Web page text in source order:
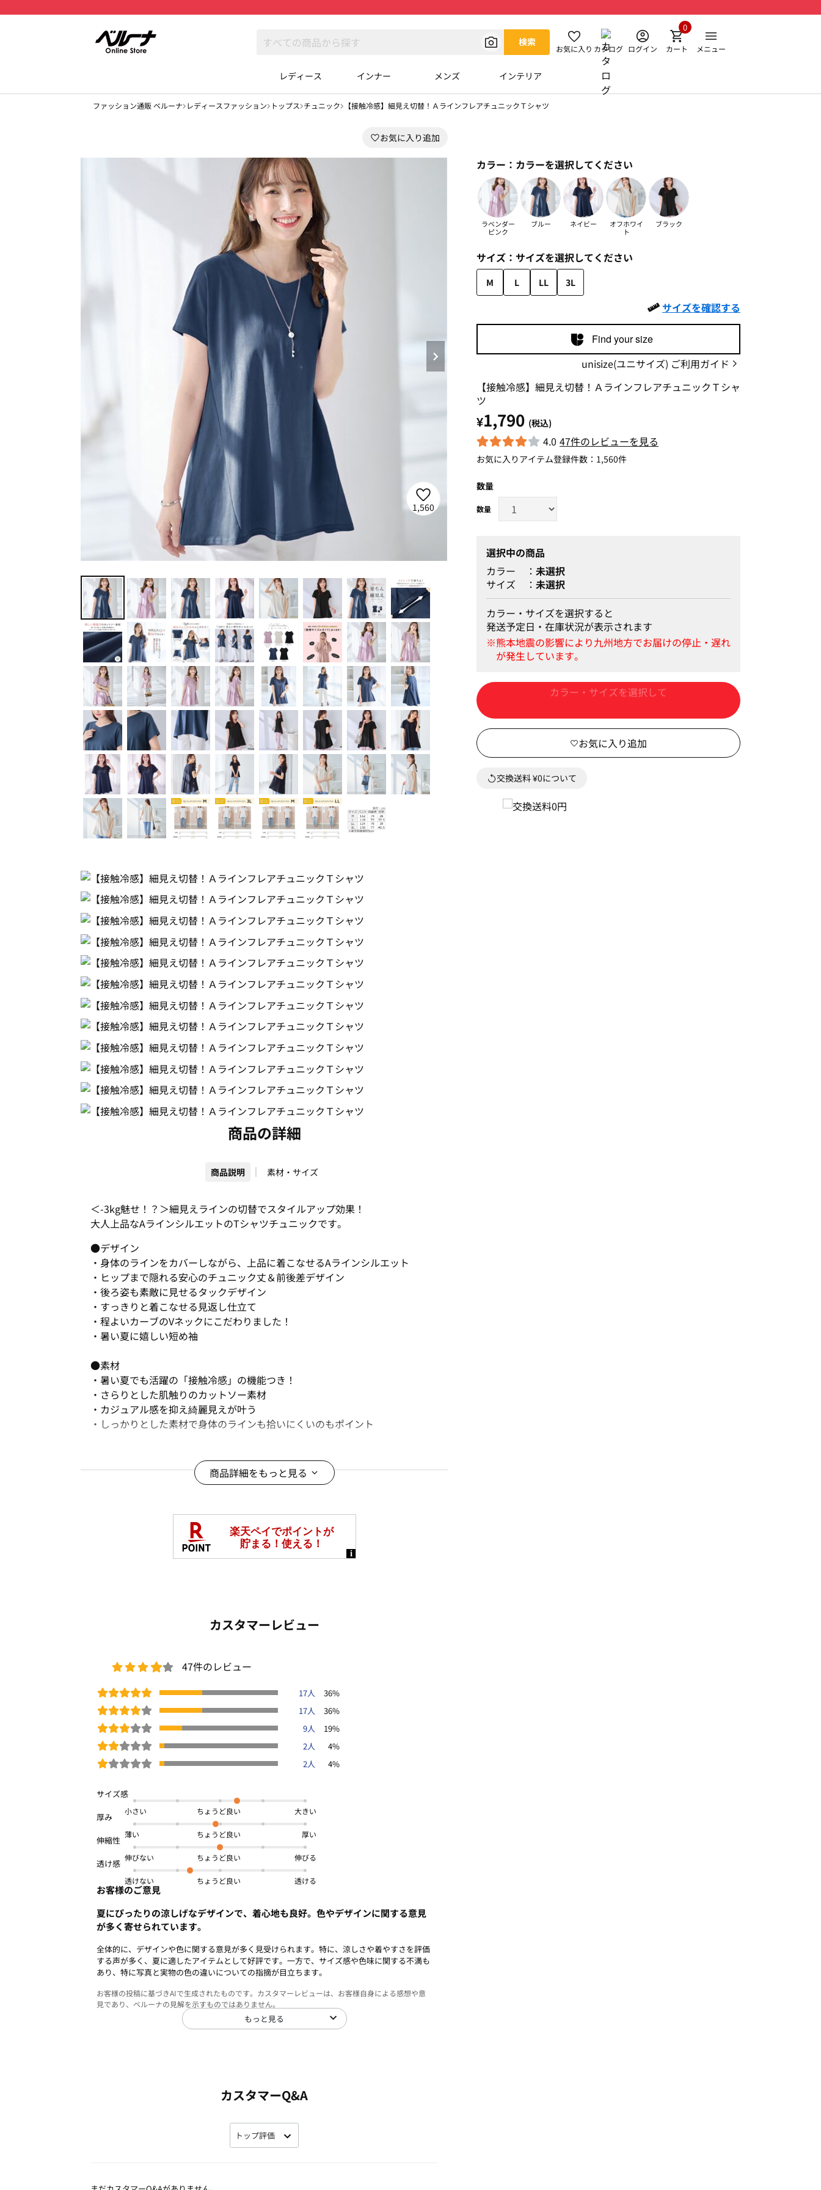
検索
お気に入り カタログ ログイン カート
0
メニュー
レディース インナー メンズ インテリア
ファッション通販 ベルーナ レディースファッション トップス チュニック 【接触冷感】細見え切替！ＡラインフレアチュニックＴシャツ
1,560
ラベンダーピンク
商品の詳細
商品説明 素材・サイズ
＜-3kg魅せ！？＞細見えラインの切替でスタイルアップ効果！
大人上品なAラインシルエットのTシャツチュニックです。
●デザイン
・身体のラインをカバーしながら、上品に着こなせるAラインシルエット
・ヒップまで隠れる安心のチュニック丈＆前後差デザイン
・後ろ姿も素敵に見せるタックデザイン
・すっきりと着こなせる見返し仕立て
・程よいカーブのVネックにこだわりました！
・暑い夏に嬉しい短め袖
●素材
・暑い夏でも活躍の「接触冷感」の機能つき！
・さらりとした肌触りのカットソー素材
・カジュアル感を抑え綺麗見えが叶う
・しっかりとした素材で身体のラインも拾いにくいのもポイント
※ご覧のモニター環境により画像の色味と多少異なる場合がございます。
※撮影照明の関係により実際の色味と異なって見える場合がございます。予
洗濯機OK(ネット使用)
体型カバー 接触冷感 綿混 夏号
商品詳細をもっと見る
カスタマーレビュー
47件のレビュー
17人
36%
17人
36%
9人
19%
2人
4%
2人
4%
小さい 大きい
薄い 厚い
伸びない 伸びる
透けない 透ける
お客様のご意見
夏にぴったりの涼しげなデザインで、着心地も良好。色やデザインに関する意見
が多く寄せられています。
全体的に、デザインや色に関する意見が多く見受けられます。特に、涼しさや着やすさを評価
する声が多く、夏に適したアイテムとして好評です。一方で、サイズ感や色味に関する不満も
あり、特に写真と実物の色の違いについての指摘が目立ちます。
お客様の投稿に基づきAIで生成されたものです。カスタマーレビューは、お客様自身による感想や意
見であり、ベルーナの見解を示すものではありません。
もっと見る
カスタマーQ&A
カラー： カラーを選択してください
ラベンダー
ピンク
ブルー ネイビー
オフホワイ
ト
ブラック
サイズ： サイズを選択してください
M L LL 3L
サイズを確認する
Find your size
unisize(ユニサイズ) ご利用ガイド
【接触冷感】細見え切替！ＡラインフレアチュニックＴシャ
ツ
¥1,790 (税込)
4.0 47件のレビューを見る
お気に入りアイテム登録件数： 1,560件
数量
選択中の商品
カラー
未選択
サイズ
未選択
カラー・サイズを選択すると
発送予定日・在庫状況が表示されます
カートに入れる
交換送料 ¥0について